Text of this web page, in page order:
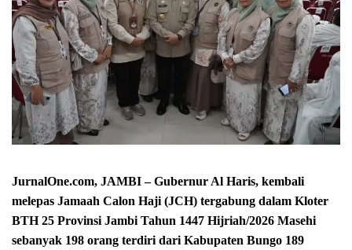
JurnalOne.com, JAMBI – Gubernur Al Haris, kembali
melepas Jamaah Calon Haji (JCH) tergabung dalam Kloter
BTH 25 Provinsi Jambi Tahun 1447 Hijriah/2026 Masehi
sebanyak 198 orang terdiri dari Kabupaten Bungo 189